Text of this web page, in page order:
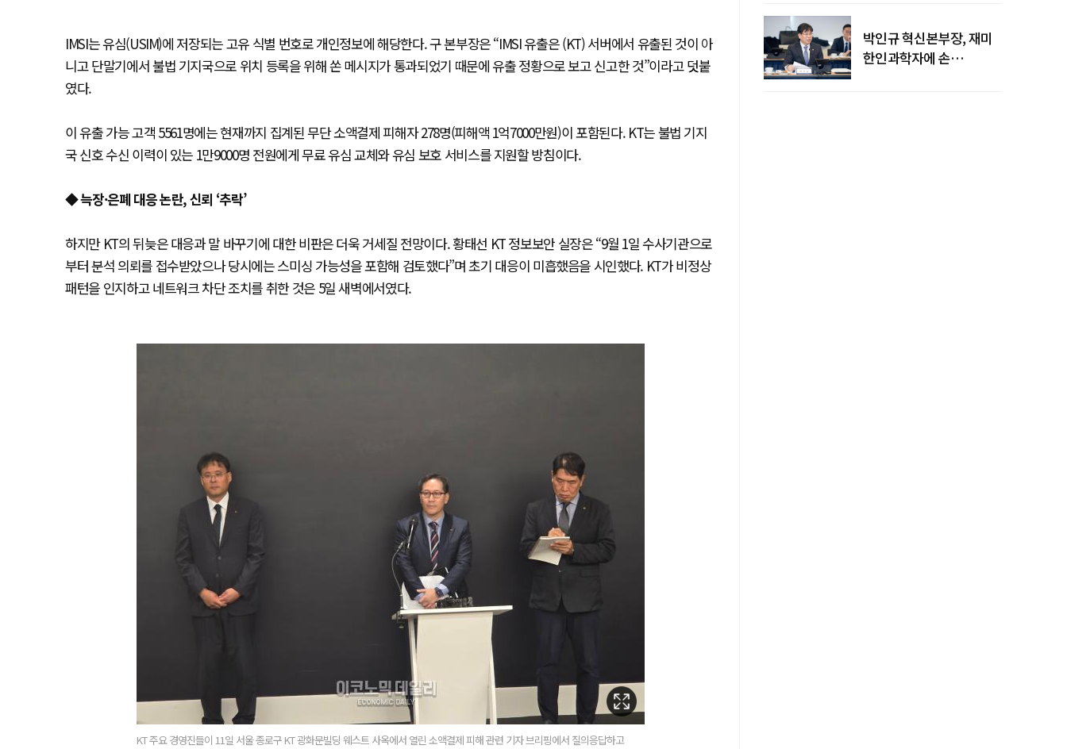
IMSI는 유심(USIM)에 저장되는 고유 식별 번호로 개인정보에 해당한다. 구 본부장은 “IMSI 유출은 (KT) 서버에서 유출된 것이 아
니고 단말기에서 불법 기지국으로 위치 등록을 위해 쏜 메시지가 통과되었기 때문에 유출 정황으로 보고 신고한 것”이라고 덧붙
였다.
이 유출 가능 고객 5561명에는 현재까지 집계된 무단 소액결제 피해자 278명(피해액 1억7000만원)이 포함된다. KT는 불법 기지
국 신호 수신 이력이 있는 1만9000명 전원에게 무료 유심 교체와 유심 보호 서비스를 지원할 방침이다.
◆ 늑장·은폐 대응 논란, 신뢰 ‘추락’
하지만 KT의 뒤늦은 대응과 말 바꾸기에 대한 비판은 더욱 거세질 전망이다. 황태선 KT 정보보안 실장은 “9월 1일 수사기관으로
부터 분석 의뢰를 접수받았으나 당시에는 스미싱 가능성을 포함해 검토했다”며 초기 대응이 미흡했음을 시인했다. KT가 비정상
패턴을 인지하고 네트워크 차단 조치를 취한 것은 5일 새벽에서였다.
KT 주요 경영진들이 11일 서울 종로구 KT 광화문빌딩 웨스트 사옥에서 열린 소액결제 피해 관련 기자 브리핑에서 질의응답하고
박인규 혁신본부장, 재미
한인과학자에 손